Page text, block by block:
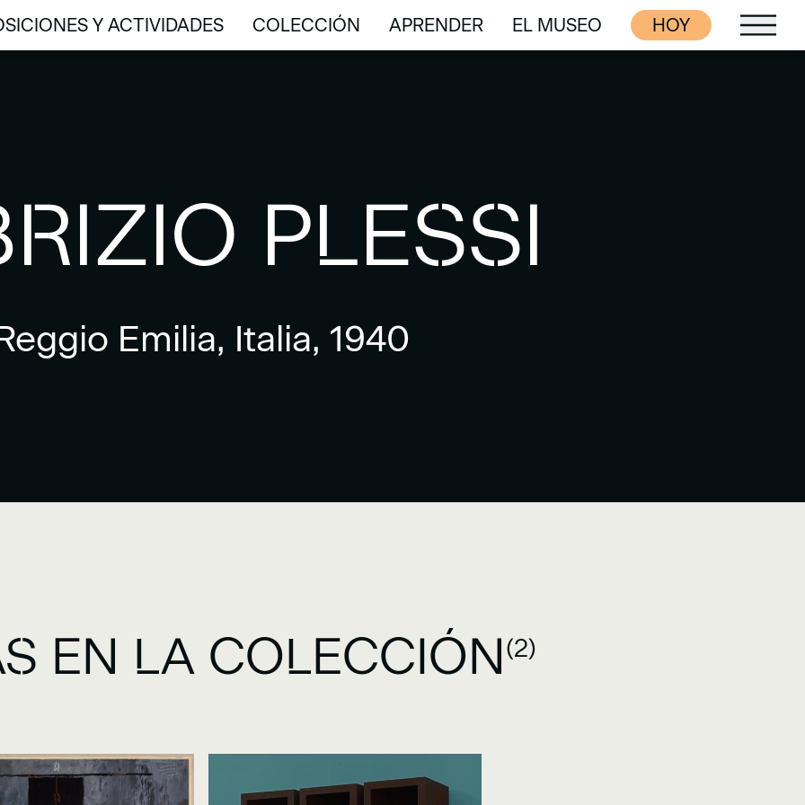
Y ACTIVIDADES
Y ACTIVIDADES
COLECCIÓN
COLECCIÓN
APRENDER
APRENDER
EL MUSEO
EL MUSEO
HOY
PLESSI
Emilia, Italia, 1940
EN LA COLECCIÓN(2)